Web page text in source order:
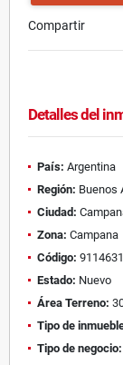
Compartir
Detalles del
País: Argentina
Región: Buenos
Ciudad:
Zona: Campana
Código: 9114631
Estado: Nuevo
Área Terreno:
Tipo de
Tipo de negocio: